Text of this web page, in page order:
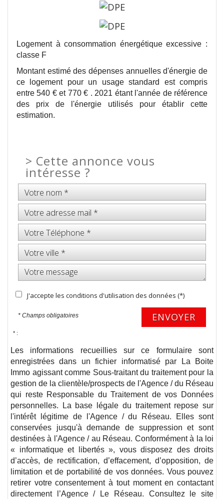
Logement à consommation énergétique excessive :
classe F
Montant estimé des dépenses annuelles d'énergie de
ce logement pour un usage standard est compris
entre 540 € et 770 € . 2021 étant l'année de référence
des prix de l'énergie utilisés pour établir cette
estimation.
> Cette annonce vous
intéresse ?
J'accepte les conditions d'utilisation des données (*)
* Champs obligatoires ENVOYER
* :
Les informations recueillies sur ce formulaire sont
enregistrées dans un fichier informatisé par La Boite
Immo agissant comme Sous-traitant du traitement pour la
gestion de la clientèle/prospects de l'Agence / du Réseau
qui reste Responsable du Traitement de vos Données
personnelles. La base légale du traitement repose sur
l'intérêt légitime de l'Agence / du Réseau. Elles sont
conservées jusqu'à demande de suppression et sont
destinées à l'Agence / au Réseau. Conformément à la loi
« informatique et libertés », vous disposez des droits
d’accès, de rectification, d’effacement, d’opposition, de
limitation et de portabilité de vos données. Vous pouvez
retirer votre consentement à tout moment en contactant
directement l’Agence / Le Réseau. Consultez le site